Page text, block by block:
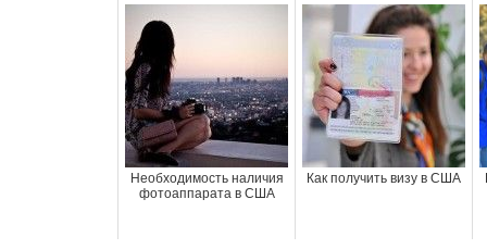
Необходимость наличия
фотоаппарата в США
Как получить визу в США